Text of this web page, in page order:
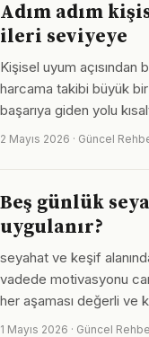
Adım adım
ileri seviyeye
Kişisel uyum açısından
harcama takibi büyük
başarıya giden yolu
2 Mayıs 2026 · Güncel
Beş günlük
uygulanır?
seyahat ve keşif
vadede motivasyonu
her aşaması değerli ve
1 Mayıs 2026 · Güncel